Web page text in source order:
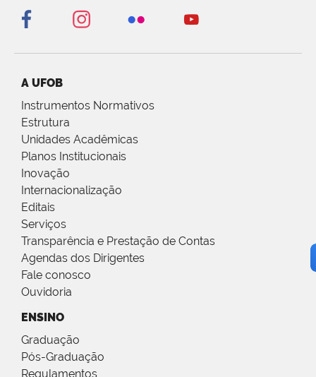
A UFOB
Instrumentos Normativos
Estrutura
Unidades Acadêmicas
Planos Institucionais
Inovação
Internacionalização
Editais
Serviços
Transparência e Prestação de Contas
Agendas dos Dirigentes
Fale conosco
Ouvidoria
ENSINO
Graduação
Pós-Graduação
Regulamentos